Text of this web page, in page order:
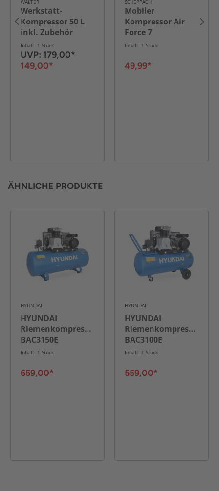
WALTER
Werkstatt-
Kompressor 50 L
inkl. Zubehör
Inhalt: 1 Stück
UVP: 179,00*
149,00*
SCHEPPACH
Mobiler
Kompressor Air
Force 7
Inhalt: 1 Stück
49,99*
ÄHNLICHE PRODUKTE
HYUNDAI
HYUNDAI
Riemenkompressor
BAC3150E
Inhalt: 1 Stück
659,00*
HYUNDAI
HYUNDAI
Riemenkompressor
BAC3100E
Inhalt: 1 Stück
559,00*